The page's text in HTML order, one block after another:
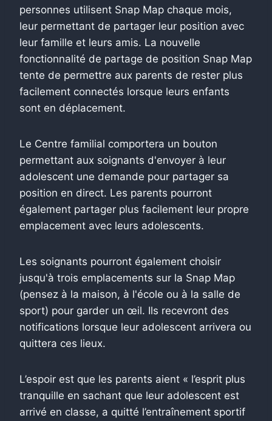
personnes utilisent Snap Map chaque mois,
leur permettant de partager leur position avec
leur famille et leurs amis. La nouvelle
fonctionnalité de partage de position Snap Map
tente de permettre aux parents de rester plus
facilement connectés lorsque leurs enfants
sont en déplacement.
Le Centre familial comportera un bouton
permettant aux soignants d'envoyer à leur
adolescent une demande pour partager sa
position en direct. Les parents pourront
également partager plus facilement leur propre
emplacement avec leurs adolescents.
Les soignants pourront également choisir
jusqu'à trois emplacements sur la Snap Map
(pensez à la maison, à l'école ou à la salle de
sport) pour garder un œil. Ils recevront des
notifications lorsque leur adolescent arrivera ou
quittera ces lieux.
L’espoir est que les parents aient « l’esprit plus
tranquille en sachant que leur adolescent est
arrivé en classe, a quitté l’entraînement sportif